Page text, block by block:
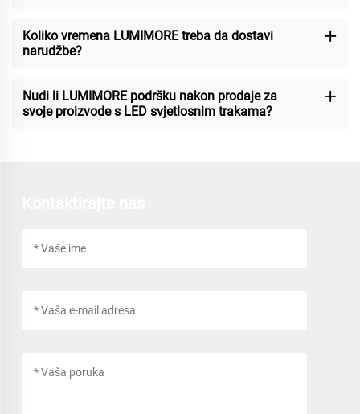
Koliko vremena LUMIMORE treba da dostavi
narudžbe?
Nudi li LUMIMORE podršku nakon prodaje za
svoje proizvode s LED svjetlosnim trakama?